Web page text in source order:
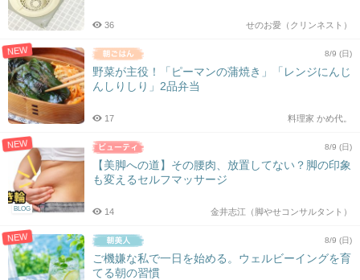
せのお愛（クリンネスト）
36
NEW 8/9 (日)
野菜が主役！「ピーマンの蒲焼き」「レンジにんじ
んしりしり」2品弁当
料理家 かめ代。
17
NEW
BLOG
8/9 (日)
【美脚への道】その腰肉、放置してない？脚の印象
も変えるセルフマッサージ
金井志江（脚やせコンサルタント）
14
NEW 8/9 (日)
ご機嫌な私で一日を始める。ウェルビーイングを育
てる朝の習慣